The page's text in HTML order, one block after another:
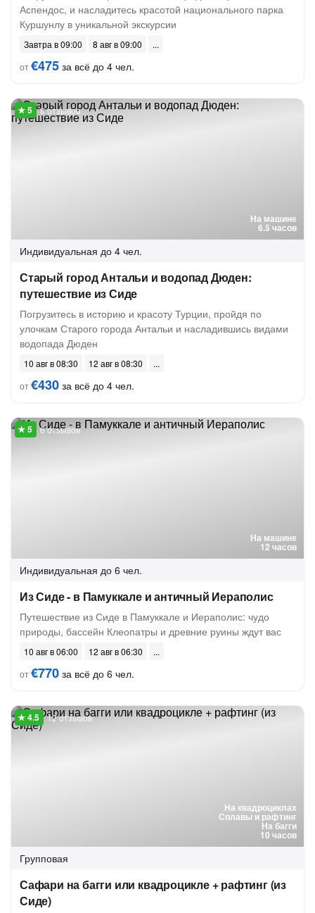
Аспендос, и насладитесь красотой национального парка
Куршунлу в уникальной экскурсии
Завтра в 09:00
8 авг в 09:00
от€475 за всё до 4 чел.
На машине
6.5 часов
8 отзывов
Индивидуальная до 4 чел.
Старый город Антальи и водопад Дюден:
путешествие из Сиде
Погрузитесь в историю и красоту Турции, пройдя по
улочкам Старого города Антальи и насладившись видами
водопада Дюден
10 авг в 08:30
12 авг в 08:30
от€430 за всё до 4 чел.
На машине
12 часов
6 отзывов
Индивидуальная до 6 чел.
Из Сиде - в Памуккале и античный Иераполис
Путешествие из Сиде в Памуккале и Иераполис: чудо
природы, бассейн Клеопатры и древние руины ждут вас
10 авг в 06:00
12 авг в 06:30
от€770 за всё до 6 чел.
На квадроциклах
Сплавы и рафтинг
На багги
10 часов
12 отзывов
Групповая
Сафари на багги или квадроцикле + рафтинг (из
Сиде)